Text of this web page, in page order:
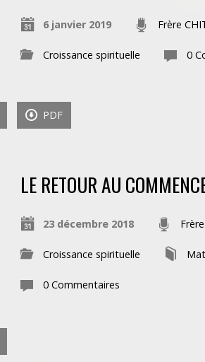
6 janvier 2019 Frère
Croissance spirituelle 0
PDF
LE RETOUR AU
23 décembre 2018
Croissance spirituelle
0 Commentaires